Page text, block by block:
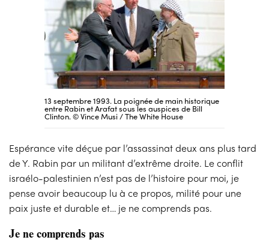
13 septembre 1993. La poignée de main historique
entre Rabin et Arafat sous les auspices de Bill
Clinton. © Vince Musi / The White House
Espérance vite déçue par l’assassinat deux ans plus tard
de Y. Rabin par un militant d’extrême droite. Le conflit
israélo-palestinien n’est pas de l’histoire pour moi, je
pense avoir beaucoup lu à ce propos, milité pour une
paix juste et durable et… je ne comprends pas.
Je ne comprends pas